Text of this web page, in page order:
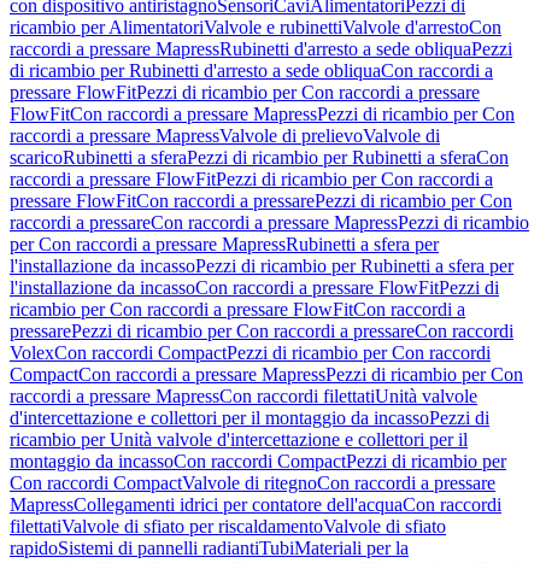
con dispositivo antiristagnoSensoriCaviAlimentatori Pezzi di
ricambio per AlimentatoriValvole e rubinettiValvole d'arrestoCon
raccordi a pressare MapressRubinetti d'arresto a sede obliquaPezzi
di ricambio per Rubinetti d'arresto a sede obliquaCon raccordi a
pressare FlowFitPezzi di ricambio per Con raccordi a pressare
FlowFitCon raccordi a pressare MapressPezzi di ricambio per Con
raccordi a pressare MapressValvole di prelievoValvole di
scaricoRubinetti a sferaPezzi di ricambio per Rubinetti a sferaCon
raccordi a pressare FlowFitPezzi di ricambio per Con raccordi a
pressare FlowFitCon raccordi a pressarePezzi di ricambio per Con
raccordi a pressareCon raccordi a pressare MapressPezzi di ricambio
per Con raccordi a pressare MapressRubinetti a sfera per
l'installazione da incassoPezzi di ricambio per Rubinetti a sfera per
l'installazione da incassoCon raccordi a pressare FlowFitPezzi di
ricambio per Con raccordi a pressare FlowFitCon raccordi a
pressarePezzi di ricambio per Con raccordi a pressareCon raccordi
VolexCon raccordi CompactPezzi di ricambio per Con raccordi
CompactCon raccordi a pressare MapressPezzi di ricambio per Con
raccordi a pressare MapressCon raccordi filettatiUnità valvole
d'intercettazione e collettori per il montaggio da incassoPezzi di
ricambio per Unità valvole d'intercettazione e collettori per il
montaggio da incassoCon raccordi CompactPezzi di ricambio per
Con raccordi CompactValvole di ritegnoCon raccordi a pressare
MapressCollegamenti idrici per contatore dell'acquaCon raccordi
filettatiValvole di sfiato per riscaldamentoValvole di sfiato
rapidoSistemi di pannelli radiantiTubiMateriali per la